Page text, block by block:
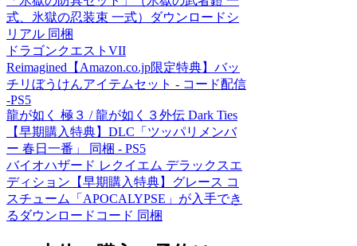
式、氷獄の忍装束 一式）ダウンロードシ
リアル 同梱
ドラゴンクエストVII
Reimagined【Amazon.co.jp限定特典】バッ
チリぼうけんアイテムセット - コード配信
-PS5
龍が如く 極３ / 龍が如く３外伝 Dark Ties
【早期購入特典】DLC「ツッパリメンバ
ー 春日一番」 同梱 - PS5
バイオハザード レクイエム デラックスエ
ディション【早期購入特典】グレース コ
スチューム「APOCALYPSE」が入手でき
るダウンロードコード 同梱